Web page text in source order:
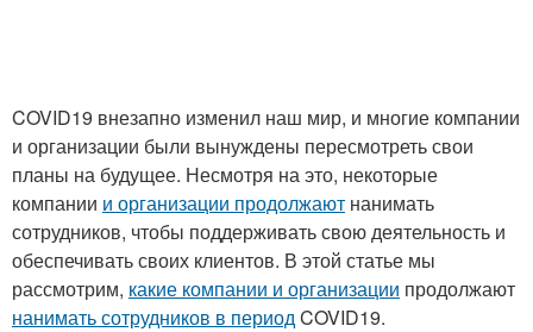
COVID19 внезапно изменил наш мир, и многие компании
и организации были вынуждены пересмотреть свои
планы на будущее. Несмотря на это, некоторые
компании и организации продолжают нанимать
сотрудников, чтобы поддерживать свою деятельность и
обеспечивать своих клиентов. В этой статье мы
рассмотрим, какие компании и организации продолжают
нанимать сотрудников в периодCOVID19.